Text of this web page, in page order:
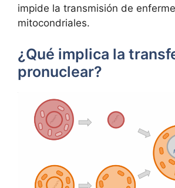
impide la transmisión de
mitocondriales.
¿Qué implica la
pronuclear?